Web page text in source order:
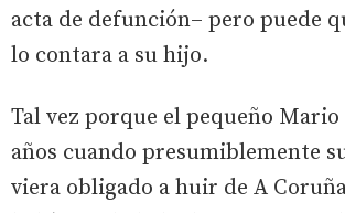
acta de defunción– pero puede
lo contara a su hijo.
Tal vez porque el pequeño
años cuando presumiblemente
viera obligado a huir de A